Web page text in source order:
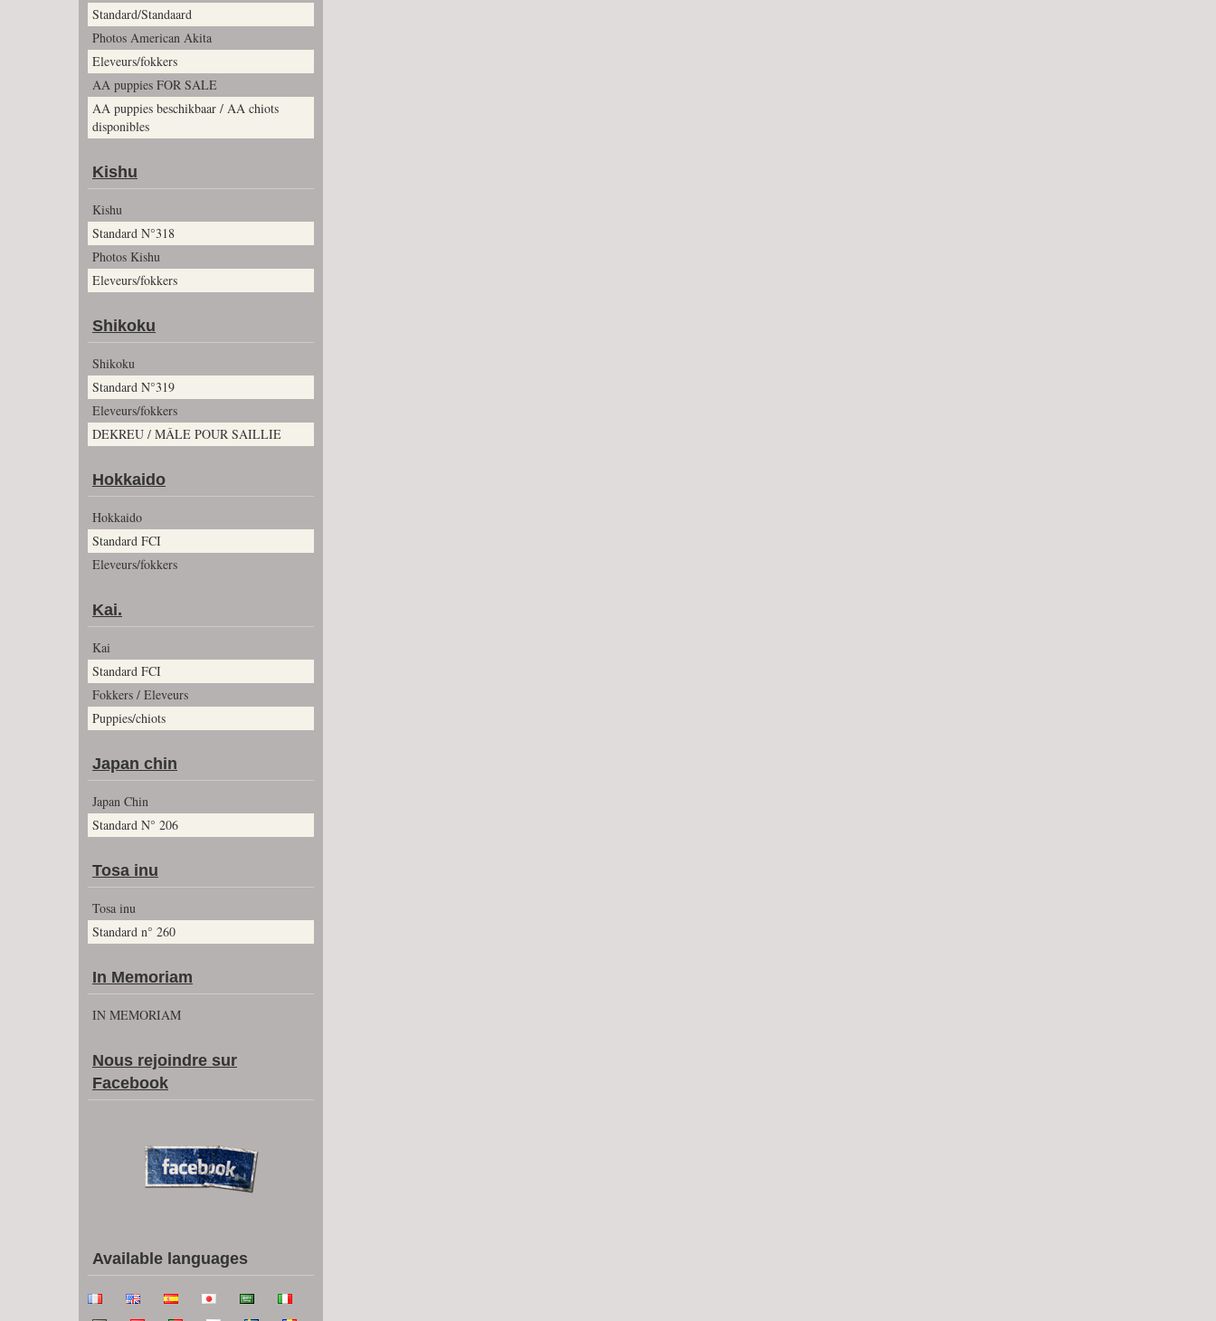
Standard/Standaard
Photos American Akita
Eleveurs/fokkers
AA puppies FOR SALE
AA puppies beschikbaar / AA chiots
disponibles
Kishu
Kishu
Standard N°318
Photos Kishu
Eleveurs/fokkers
Shikoku
Shikoku
Standard N°319
Eleveurs/fokkers
DEKREU / MÂLE POUR SAILLIE
Hokkaido
Hokkaido
Standard FCI
Eleveurs/fokkers
Kai.
Kai
Standard FCI
Fokkers / Eleveurs
Puppies/chiots
Japan chin
Japan Chin
Standard N° 206
Tosa inu
Tosa inu
Standard n° 260
In Memoriam
IN MEMORIAM
Nous rejoindre sur
Facebook
Available languages